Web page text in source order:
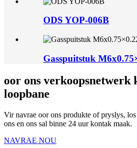
ODS YOP-006B
Gasspuitstuk
oor ons verkoopsnetwerk
loopbane
Vir navrae oor ons produkte of pryslys, los
ons en ons sal binne 24 uur kontak maak.
NAVRAE NOU